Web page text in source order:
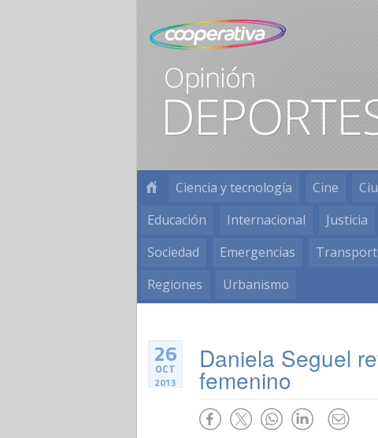
Ciencia y tecnología Cine
Educación
Internacional Justicia
Sociedad
Emergencias
Regiones
Urbanismo
26
OCT
2013
Daniela Seguel
femenino